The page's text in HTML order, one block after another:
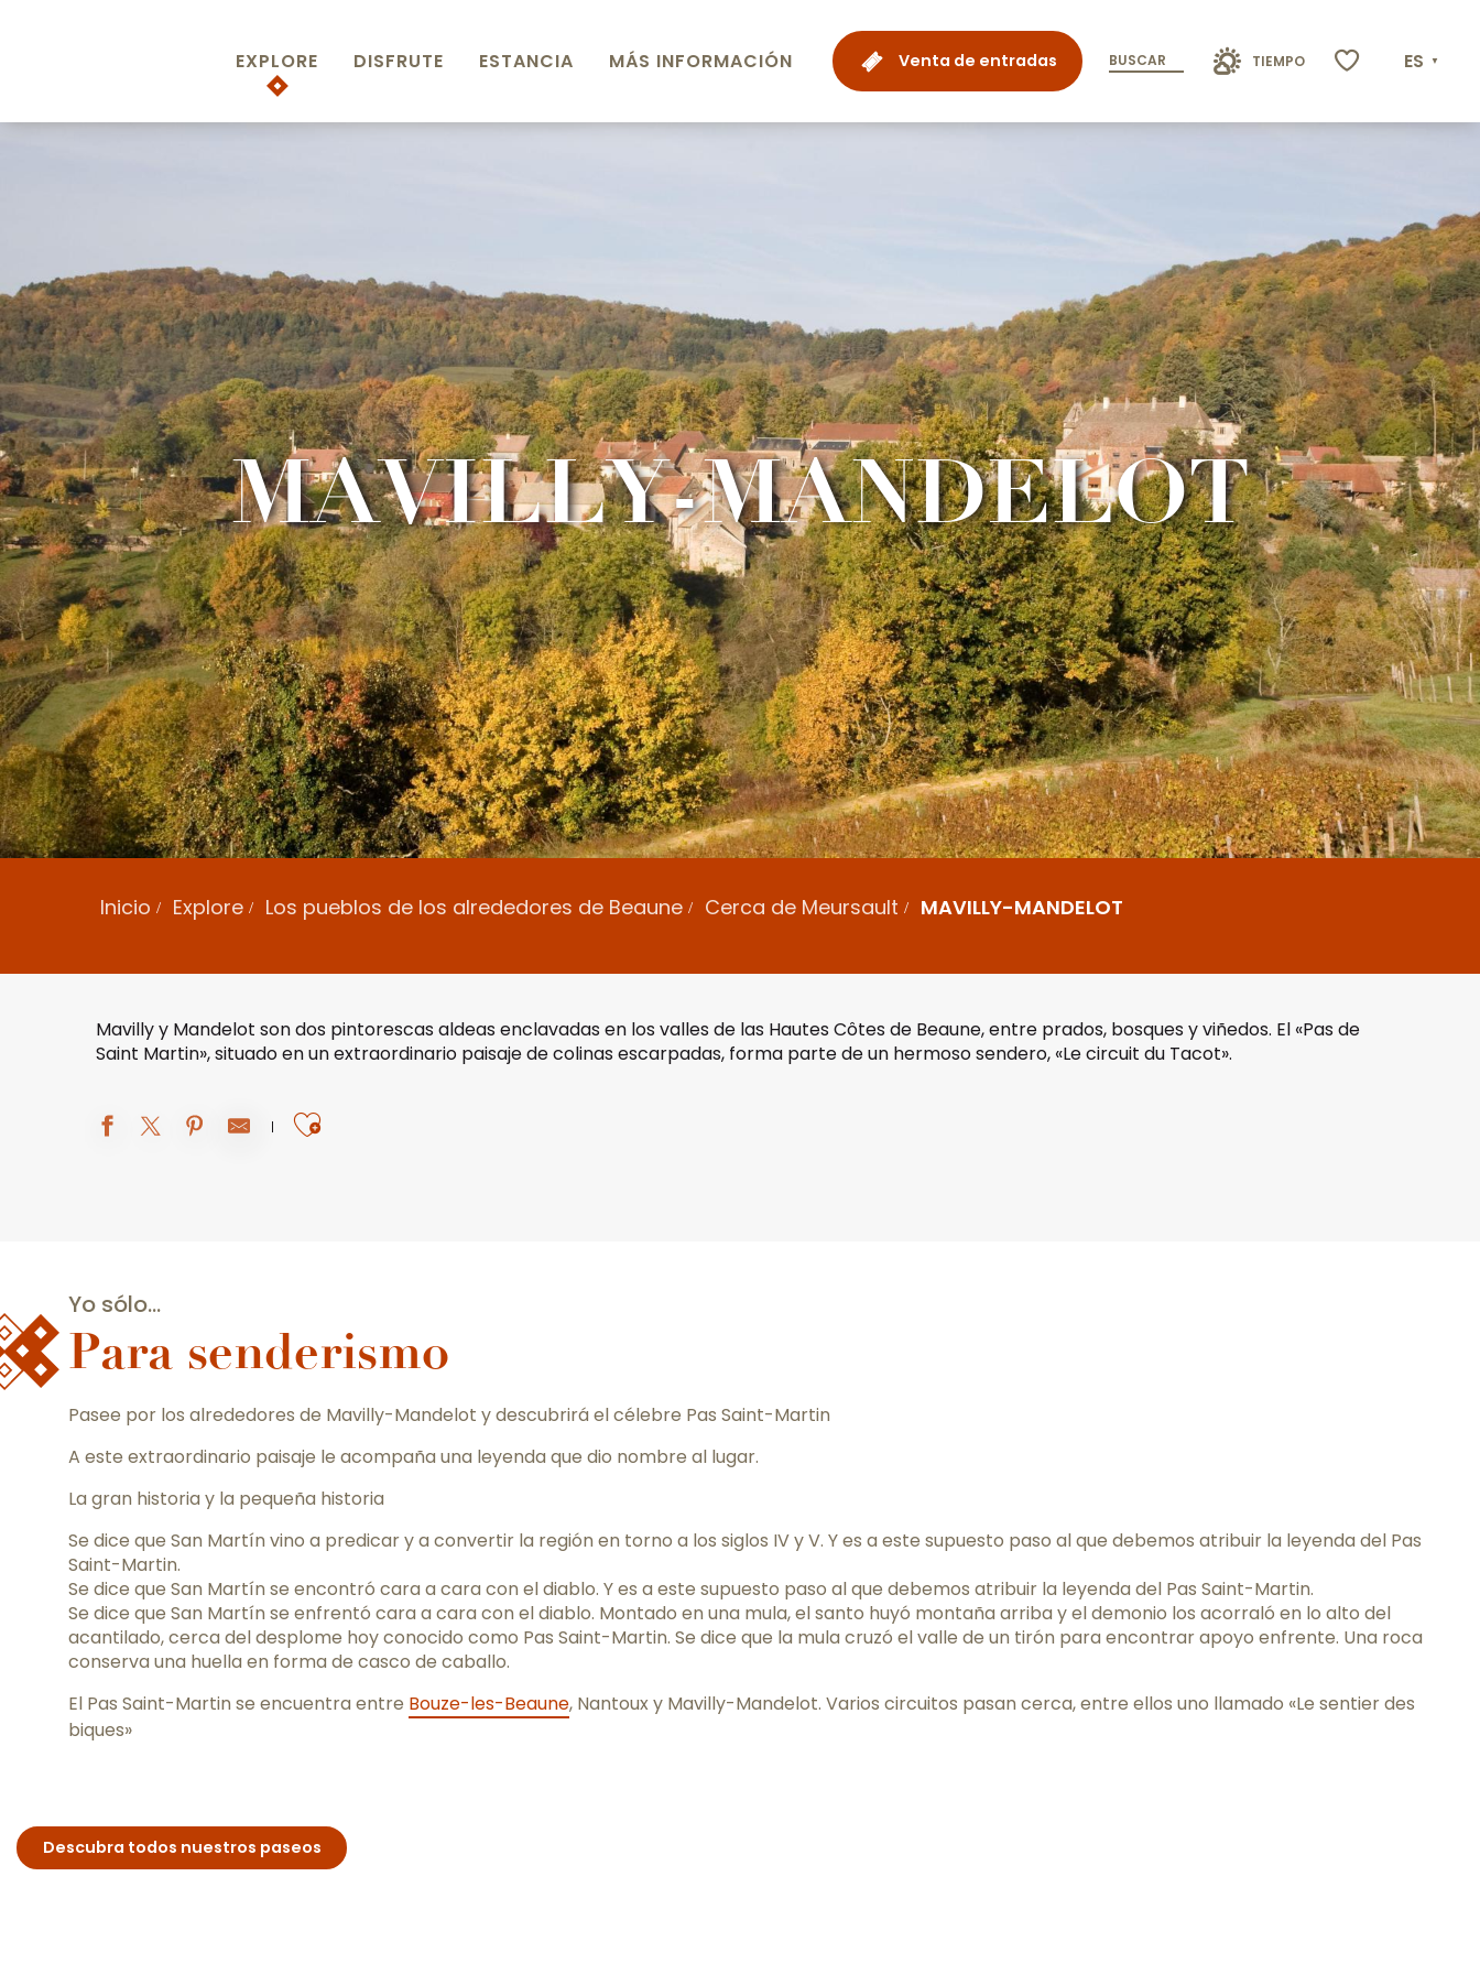
Venta de entradas BUSCAR TIEMPO ES
EXPLORE DISFRUTE ESTANCIA MÁS INFORMACIÓN
MAVILLY-MANDELOT
Inicio Explore Los pueblos de los alrededores de Beaune Cerca de Meursault MAVILLY-MANDELOT
Mavilly y Mandelot son dos pintorescas aldeas enclavadas en los valles de las Hautes Côtes de Beaune, entre prados, bosques y viñedos. El «Pas de
Saint Martin», situado en un extraordinario paisaje de colinas escarpadas, forma parte de un hermoso sendero, «Le circuit du Tacot».
Ajouter aux favoris
Yo sólo...
Para senderismo
Pasee por los alrededores de Mavilly-Mandelot y descubrirá el célebre Pas Saint-Martin
A este extraordinario paisaje le acompaña una leyenda que dio nombre al lugar.
La gran historia y la pequeña historia
Se dice que San Martín vino a predicar y a convertir la región en torno a los siglos IV y V. Y es a este supuesto paso al que debemos atribuir la leyenda del Pas
Saint-Martin.
Se dice que San Martín se encontró cara a cara con el diablo. Y es a este supuesto paso al que debemos atribuir la leyenda del Pas Saint-Martin.
Se dice que San Martín se enfrentó cara a cara con el diablo. Montado en una mula, el santo huyó montaña arriba y el demonio los acorraló en lo alto del
acantilado, cerca del desplome hoy conocido como Pas Saint-Martin. Se dice que la mula cruzó el valle de un tirón para encontrar apoyo enfrente. Una roca
conserva una huella en forma de casco de caballo.
El Pas Saint-Martin se encuentra entre Bouze-les-Beaune, Nantoux y Mavilly-Mandelot. Varios circuitos pasan cerca, entre ellos uno llamado «Le sentier des
biques»
Descubra todos nuestros paseos